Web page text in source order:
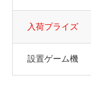
入荷プライズ
設置ゲーム機